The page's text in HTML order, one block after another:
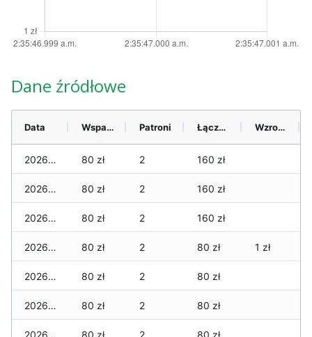
Dane źródłowe
Data Wsparcie Patroni Łącznie Wzrost (28 dni)
2026-08-08 80 zł 2 160 zł
2026-08-07 80 zł 2 160 zł
2026-08-06 80 zł 2 160 zł
2026-08-05 80 zł 2 80 zł 1 zł
2026-08-04 80 zł 2 80 zł
2026-08-03 80 zł 2 80 zł